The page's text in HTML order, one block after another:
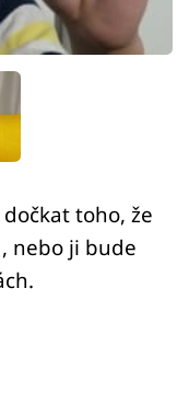
toho, že
nebo ji bude